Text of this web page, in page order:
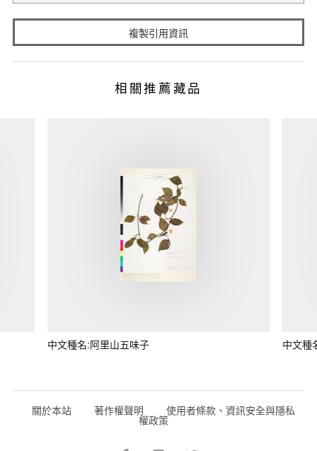
複製引用資訊
相關推薦藏品
中文種名:阿里山五味子 中文種
關於本站 著作權聲明 使用者條款、資訊安全與隱私
權政策